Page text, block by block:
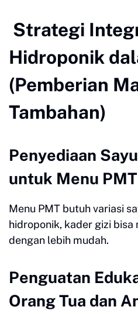
Strategi
Hidroponik
(Pemberian
Tambahan)
Penyediaan
untuk Menu PMT
Menu PMT butuh variasi
hidroponik, kader gizi bisa
dengan lebih mudah.
Penguatan
Orang Tua dan